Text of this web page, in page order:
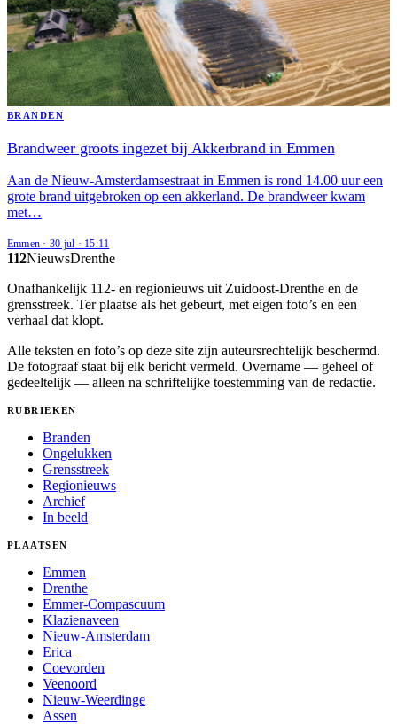
BRANDEN
Brandweer groots ingezet bij Akkerbrand in Emmen
Aan de Nieuw-Amsterdamsestraat in Emmen is rond 14.00 uur een
grote brand uitgebroken op een akkerland. De brandweer kwam
met…
Emmen · 30 jul · 15:11
112NieuwsDrenthe
Onafhankelijk 112- en regionieuws uit Zuidoost-Drenthe en de
grensstreek. Ter plaatse als het gebeurt, met eigen foto’s en een
verhaal dat klopt.
Alle teksten en foto’s op deze site zijn auteursrechtelijk beschermd.
De fotograaf staat bij elk bericht vermeld. Overname — geheel of
gedeeltelijk — alleen na schriftelijke toestemming van de redactie.
RUBRIEKEN
Branden
Ongelukken
Grensstreek
Regionieuws
Archief
In beeld
PLAATSEN
Emmen
Drenthe
Emmer-Compascuum
Klazienaveen
Nieuw-Amsterdam
Erica
Coevorden
Veenoord
Nieuw-Weerdinge
Assen